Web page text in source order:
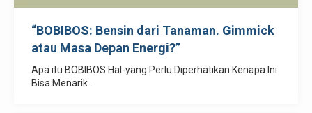
“BOBIBOS: Bensin dari Tanaman. Gimmick
atau Masa Depan Energi?”
Apa itu BOBIBOS Hal-yang Perlu Diperhatikan Kenapa Ini
Bisa Menarik..